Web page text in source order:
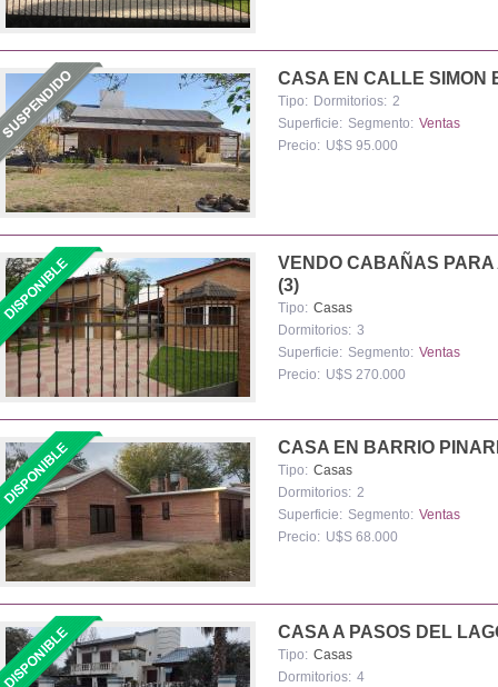
CASA EN CALLE SIMON
Tipo: Dormitorios: 2
Superficie: Segmento: Ventas
Precio: U$S 95.000
VENDO CABAÑAS
(3)
Tipo: Casas
Dormitorios: 3
Superficie: Segmento: Ventas
Precio: U$S 270.000
CASA EN BARRIO
Tipo: Casas
Dormitorios: 2
Superficie: Segmento: Ventas
Precio: U$S 68.000
CASA A PASOS DEL
Tipo: Casas
Dormitorios: 4